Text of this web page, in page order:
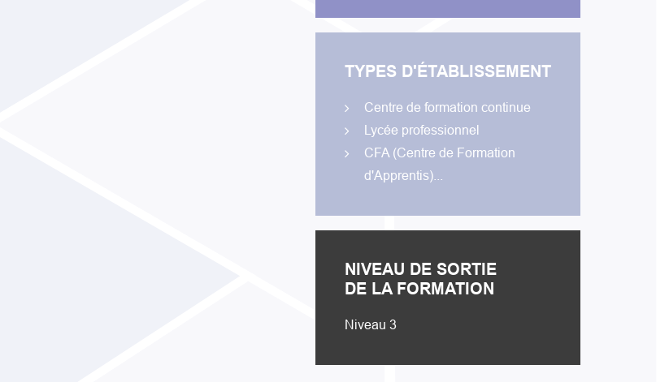
TYPES D'ÉTABLISSEMENT
Centre de formation continue
Lycée professionnel
CFA (Centre de Formation
d'Apprentis)...
NIVEAU DE SORTIE
DE LA FORMATION
Niveau 3